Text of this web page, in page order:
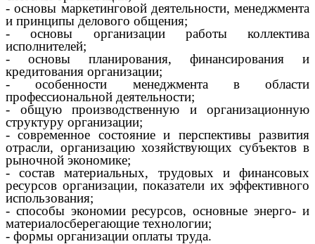
- основы маркетинговой деятельности, менеджмента
и принципы делового общения;
- основы организации работы коллектива
исполнителей;
- основы планирования, финансирования и
кредитования организации;
- особенности менеджмента в области
профессиональной деятельности;
- общую производственную и организационную
структуру организации;
- современное состояние и перспективы развития
отрасли, организацию хозяйствующих субъектов в
рыночной экономике;
- состав материальных, трудовых и финансовых
ресурсов организации, показатели их эффективного
использования;
- способы экономии ресурсов, основные энерго- и
материалосберегающие технологии;
- формы организации оплаты труда.